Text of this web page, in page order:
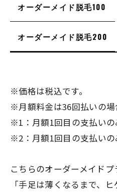
オーダーメイド脱毛100
オーダーメイド脱毛200
※価格は税込です。
※月額料金は36回払いの
※1：月額1回目の支払い
※2：月額1回目の支払い
こちらのオーダーメイド
「手足は薄くなるまで、